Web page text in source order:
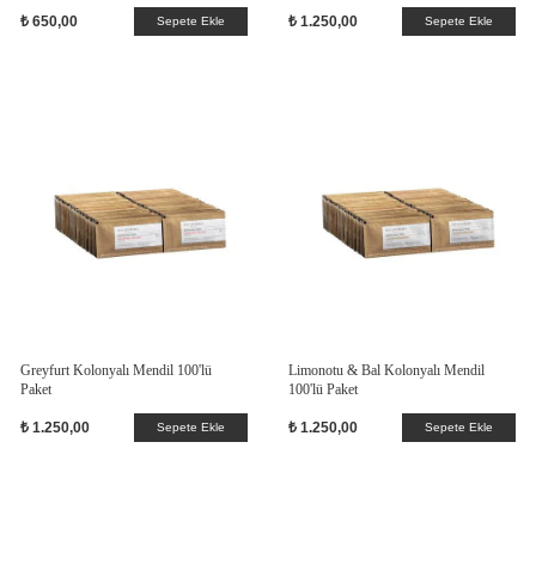
₺ 650,00 Sepete Ekle ₺ 1.250,00 Sepete Ekle
Greyfurt Kolonyalı Mendil 100'lü
Paket
₺ 1.250,00 Sepete Ekle
Limonotu & Bal Kolonyalı Mendil
100'lü Paket
₺ 1.250,00 Sepete Ekle